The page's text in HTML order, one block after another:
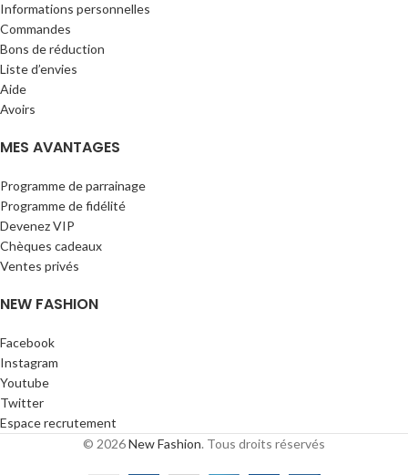
Informations personnelles
Commandes
Bons de réduction
Liste d’envies
Aide
Avoirs
MES AVANTAGES
Programme de parrainage
Programme de fidélité
Devenez VIP
Chèques cadeaux
Ventes privés
NEW FASHION
Facebook
Instagram
Youtube
Twitter
Espace recrutement
© 2026New Fashion. Tous droits réservés